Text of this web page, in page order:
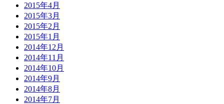
2015年4月
2015年3月
2015年2月
2015年1月
2014年12月
2014年11月
2014年10月
2014年9月
2014年8月
2014年7月